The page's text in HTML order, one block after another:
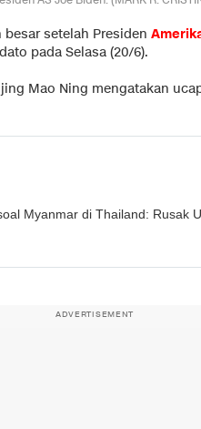
besar setelah Presiden
pada Selasa (20/6).
Mao Ning mengatakan
Myanmar di Thailand: Rusak
ADVERTISEMENT